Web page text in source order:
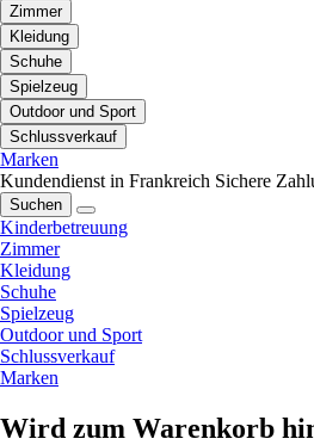
Zimmer
Kleidung
Schuhe
Spielzeug
Outdoor und Sport
Schlussverkauf
Marken
Kundendienst in Frankreich Sichere
Suchen
Kinderbetreuung
Zimmer
Kleidung
Schuhe
Spielzeug
Outdoor und Sport
Schlussverkauf
Marken
Wird zum Warenkorb